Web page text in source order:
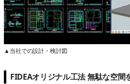
▲当社での設計・検討図
FIDEAオリジナル工法 無駄な空間